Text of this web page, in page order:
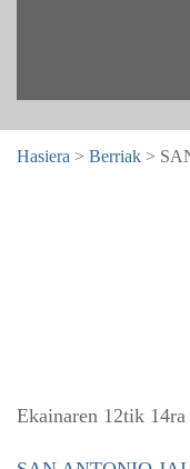
Hasiera > Berriak >
Ekainaren 12tik